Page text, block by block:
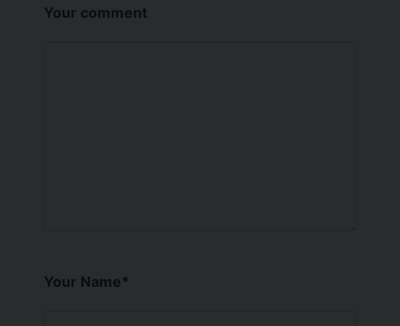
Your comment
Your Name*